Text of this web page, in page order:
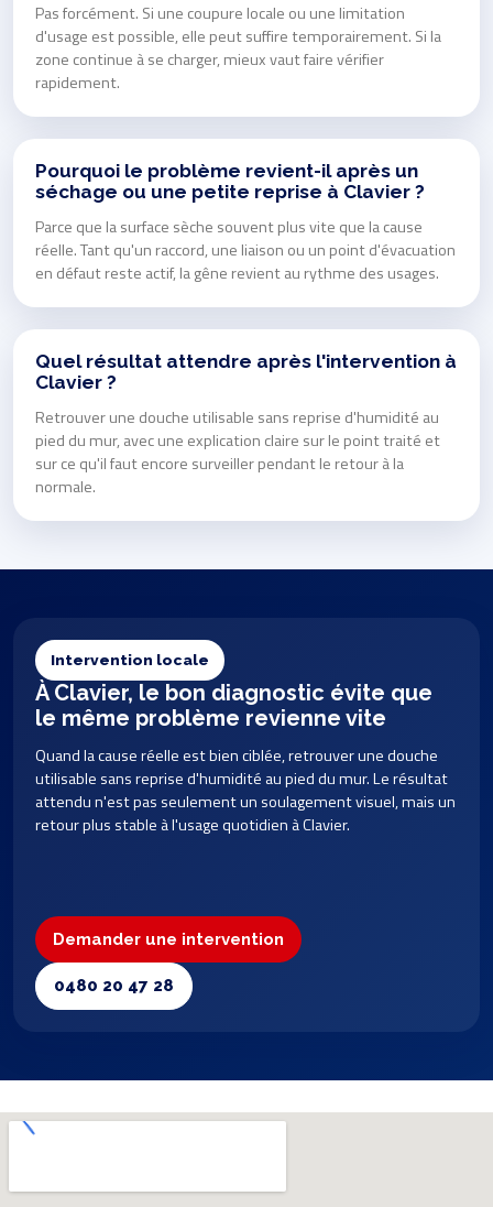
Pas forcément. Si une coupure locale ou une limitation
d'usage est possible, elle peut suffire temporairement. Si la
zone continue à se charger, mieux vaut faire vérifier
rapidement.
Pourquoi le problème revient-il après un
séchage ou une petite reprise à Clavier ?
Parce que la surface sèche souvent plus vite que la cause
réelle. Tant qu'un raccord, une liaison ou un point d'évacuation
en défaut reste actif, la gêne revient au rythme des usages.
Quel résultat attendre après l'intervention à
Clavier ?
Retrouver une douche utilisable sans reprise d'humidité au
pied du mur, avec une explication claire sur le point traité et
sur ce qu'il faut encore surveiller pendant le retour à la
normale.
Intervention locale
À Clavier, le bon diagnostic évite que
le même problème revienne vite
Quand la cause réelle est bien ciblée, retrouver une douche
utilisable sans reprise d'humidité au pied du mur. Le résultat
attendu n'est pas seulement un soulagement visuel, mais un
retour plus stable à l'usage quotidien à Clavier.
Demander une intervention
0480 20 47 28